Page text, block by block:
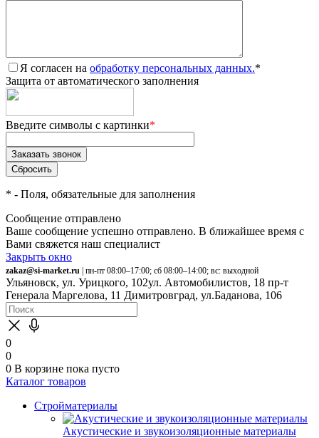
Я согласен на обработку персональных данных.*
Защита от автоматического заполнения
Введите символы с картинки*
* - Поля, обязательные для заполнения
Сообщение отправлено
Ваше сообщение успешно отправлено. В ближайшее время с
Вами свяжется наш специалист
Закрыть окно
zakaz@si-market.ru | пн-пт 08:00–17:00; сб 08:00–14:00; вс: выходной
Ульяновск, ул. Урицкого, 102ул. Автомобилистов, 18 пр-т
Генерала Маргелова, 11 Димитровград, ул.Баданова, 106
0
0
0 В корзине пока пусто
Каталог товаров
Стройматериалы
Акустические и звукоизоляционные материалы